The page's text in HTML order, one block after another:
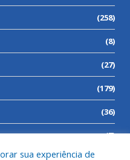
(258)
(8)
(27)
(179)
(36)
(7)
sua experiência de